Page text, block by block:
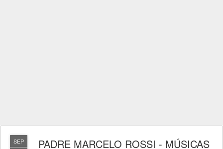
SEP
PADRE MARCELO ROSSI - MÚSICAS